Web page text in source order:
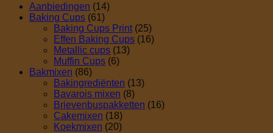
Cake
Aanbiedingen (14)
Baking Cups (61)
Baking Cups Print (25)
Effen Baking Cups (16)
Metallic cups (13)
Muffin Cups (6)
Bakmixen (86)
Bakingrediënten (13)
Bavarois mixen (8)
Brievenbuspakketten (16)
Cakemixen (18)
Koekmixen (20)